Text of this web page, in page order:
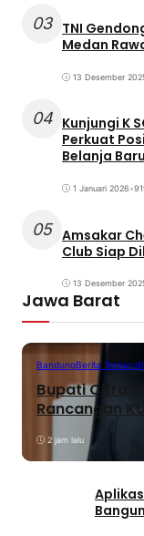
03 TNI
Medan
13 Desember
04 Kunjungi K
Perkuat
Belanja Baru
1 Januari 2026•
05 Amsakar
Club Siap
13 Desember
Jawa Barat
BandungBerita Terbaru
Bupati Citra
Rancangan
2 jam lalu